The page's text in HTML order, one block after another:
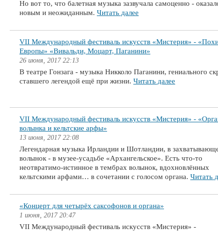
Но вот то, что балетная музыка зазвучала самоценно -
новым и неожиданным. Читать далее
VII Международный фестиваль искусств «Мистерия» -
Европы» «Вивальди, Моцарт, Паганини»
26 июня, 2017 22:13
В театре Гонзага - музыка Никколо Паганини, гениального
ставшего легендой ещё при жизни. Читать далее
VII Международный фестиваль искусств «Мистерия» -
волынка и кельтские арфы»
13 июня, 2017 22:08
Легендарная музыка Ирландии и Шотландии, в
волынок - в музее-усадьбе «Архангельское». Есть что-то
неотвратимо-истинное в тембрах волынок, вдохновлённых
кельтскими арфами… в сочетании с голосом органа. Читать
«Концерт для четырёх саксофонов и органа»
1 июня, 2017 20:47
VII Международный фестиваль искусств «Мистерия» -